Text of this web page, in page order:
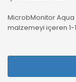
MicrobMonitor
malzemeyi içeren 1-